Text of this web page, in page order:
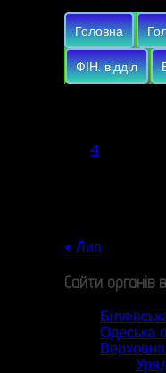
Головна
ФІН. відділ
4
« Лип
Сайти органів
Одеська